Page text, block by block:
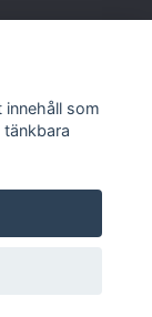
som